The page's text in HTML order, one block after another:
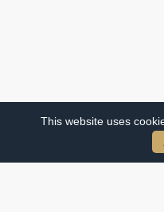
This website uses